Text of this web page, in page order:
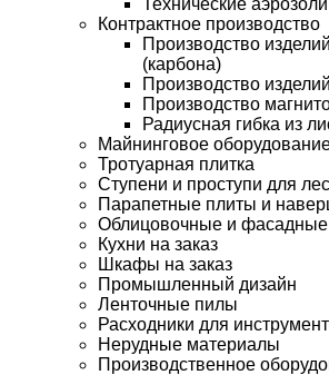
Технические аэрозоли
Контрактное производство
Производство
(карбона)
Производство
Производство
Радиусная гибка из
Майнинговое
Тротуарная плитка
Ступени и проступи для
Парапетные плиты и
Облицовочные и
Кухни на заказ
Шкафы на заказ
Промышленный дизайн
Ленточные пилы
Расходники для
Нерудные материалы
Производственное